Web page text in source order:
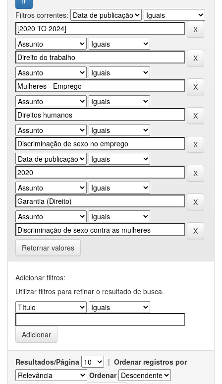
Filtros correntes:
Retornar valores
Adicionar filtros:
Utilizar filtros para refinar o resultado de busca.
Resultados/Página | Ordenar registros por
Ordenar